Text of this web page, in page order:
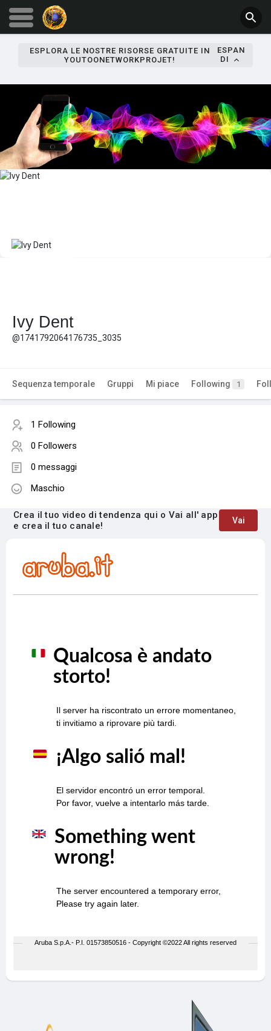
ESPLORA LE NOSTRE RISORSE GRATUITE IN
YOUTOONETWORKPROJET!
ESPAN
DI
Ivy Dent
@1741792064176735_3035
Sequenza temporale Gruppi Mi piace Following 1
1 Following
0 Followers
0 messaggi
Maschio
Crea il tuo video di tendenza qui o Vai all' app
e crea il tuo canale!
Vai